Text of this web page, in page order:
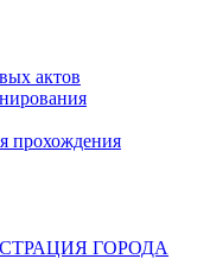
актов
прохождения
ГОРОДА